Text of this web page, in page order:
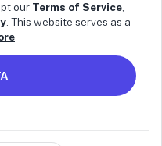
our Terms of Service
. This website serves as a